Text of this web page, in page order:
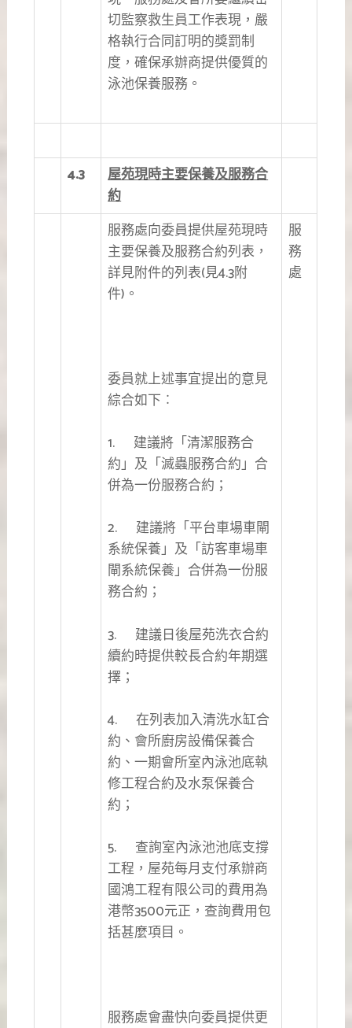
切監察救生員工作表現，嚴
格執行合同訂明的獎罰制
度，確保承辦商提供優質的
泳池保養服務。
4.3
屋苑現時主要保養及服務合
約
服務處向委員提供屋苑現時
主要保養及服務合約列表，
詳見附件的列表(見4.3附
件)。
委員就上述事宜提出的意見
綜合如下︰
1. 建議將「清潔服務合
約」及「滅蟲服務合約」合
併為一份服務合約；
2. 建議將「平台車場車閘
系統保養」及「訪客車場車
閘系統保養」合併為一份服
務合約；
3. 建議日後屋苑洗衣合約
續約時提供較長合約年期選
擇；
4. 在列表加入清洗水缸合
約、會所廚房設備保養合
約、一期會所室內泳池底執
修工程合約及水泵保養合
約；
5. 查詢室內泳池池底支撐
工程，屋苑每月支付承辦商
國鴻工程有限公司的費用為
港幣3500元正，查詢費用包
括甚麼項目。
服務處會盡快向委員提供更
服
務
處